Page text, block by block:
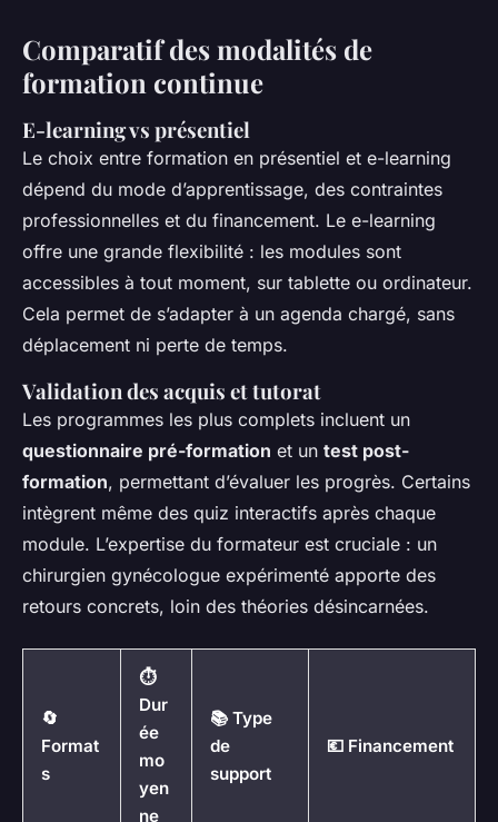
Comparatif des modalités de
formation continue
E-learning vs présentiel
Le choix entre formation en présentiel et e-learning
dépend du mode d’apprentissage, des contraintes
professionnelles et du financement. Le e-learning
offre une grande flexibilité : les modules sont
accessibles à tout moment, sur tablette ou ordinateur.
Cela permet de s’adapter à un agenda chargé, sans
déplacement ni perte de temps.
Validation des acquis et tutorat
Les programmes les plus complets incluent un
questionnaire pré-formation et un test post-
formation, permettant d’évaluer les progrès. Certains
intègrent même des quiz interactifs après chaque
module. L’expertise du formateur est cruciale : un
chirurgien gynécologue expérimenté apporte des
retours concrets, loin des théories désincarnées.
🔄
Format
s
⏱️
Dur
ée
mo
yen
ne
📚 Type
de
support
💶 Financement